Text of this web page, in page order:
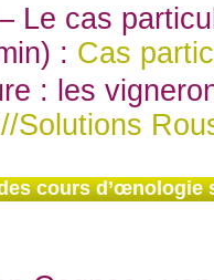
Le cas
: Cas
: les
Solutions
cours d’œnologie